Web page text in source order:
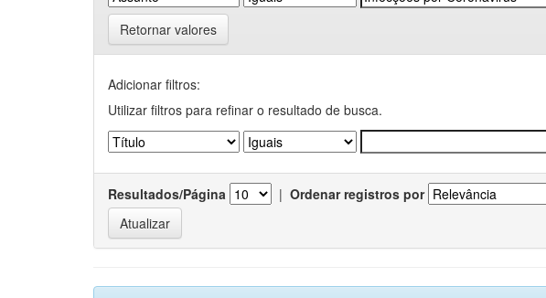
Retornar valores
Adicionar filtros:
Utilizar filtros para refinar o resultado de busca.
Resultados/Página | Ordenar registros por